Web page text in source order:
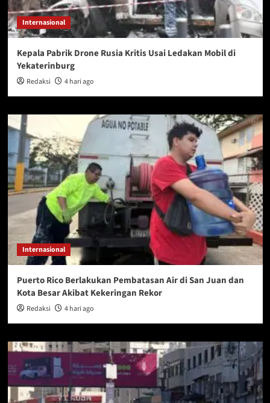
Internasional
Kepala Pabrik Drone Rusia Kritis Usai Ledakan Mobil di
Yekaterinburg
Redaksi 4 hari ago
Internasional
Puerto Rico Berlakukan Pembatasan Air di San Juan dan
Kota Besar Akibat Kekeringan Rekor
Redaksi 4 hari ago